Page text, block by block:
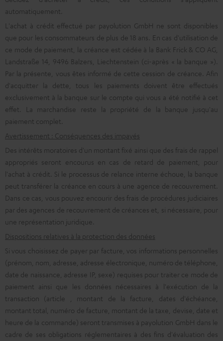
automatiquement.
L'achat à crédit effectué par payolution GmbH ne sont disponibles
que pour les consommateurs de plus de 18 ans. En cas d'utilisation de
ce mode de paiement, la créance est cédée à la Bank Frick & CO AG,
Landstraße 14, 9496 Balzers, Liechtenstein (ci-après « la banque »).
Par la présente, vous êtes informé de cette cession de créance. Afin
d'acquitter la dette, tous les paiements doivent être effectués
exclusivement à la banque sur le compte qui vous a été notifié à cet
effet. La marchandise reste la propriété de la banque jusqu'au
paiement complet.
Avertissement : Conséquences des impayés
Des intérêts moratoires d'un montant fixé ainsi que des frais de rappel
appropriés seront encourus en cas de retard de paiement, pour
l'achat à crédit. Si le processus de relance interne échoue, la banque
peut transférer la créance en cours à une agence de recouvrement.
Dans ce cas, vous pouvez encourir des frais de procédures judiciaires
par des agences de recouvrement de créances et, si nécessaire, pour
une représentation juridique.
Dispositions relatives à la protection des données
Si vous choisissez de payer par facture, vos informations personnelles
(prénom, nom, adresse, adresse électronique, numéro de téléphone,
date de naissance, adresse IP, sexe) requises pour traiter ce mode de
paiement ainsi que les données nécessaires à l'exécution de la
transaction (article , montant de la facture, dates d'échéance,
montant total, numéro de facture, montant de la taxe, devise, date et
heure de la commande) seront transmises à payolution GmbH dans le
cadre de ses obligations réglementaires à des fins d'évaluation des